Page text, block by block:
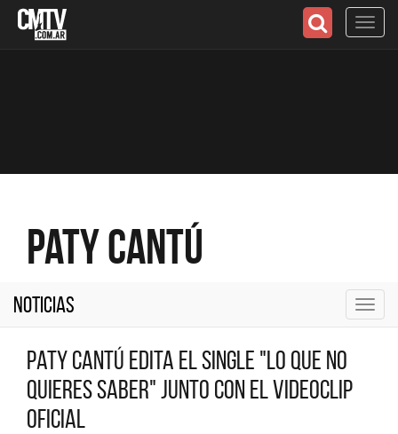
Paty Cantú
Noticias
Paty Cantú edita el single "Lo que no
quieres saber" junto con el videoclip
oficial